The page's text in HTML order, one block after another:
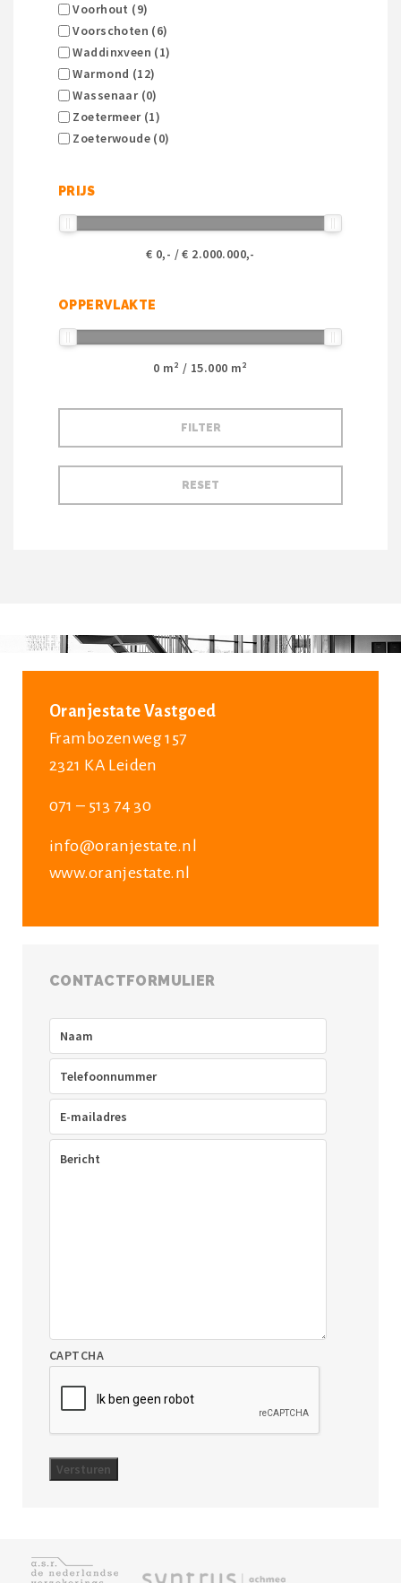
Voorhout (9)
Voorschoten (6)
Waddinxveen (1)
Warmond (12)
Wassenaar (0)
Zoetermeer (1)
Zoeterwoude (0)
PRIJS
€ 0,- / € 2.000.000,-
OPPERVLAKTE
0 m² / 15.000 m²
Oranjestate Vastgoed
Frambozenweg 157
2321 KA Leiden
071 – 513 74 30
info@oranjestate.nl
www.oranjestate.nl
CONTACTFORMULIER
Telefoon
mailadres(Vereist)
CAPTCHA